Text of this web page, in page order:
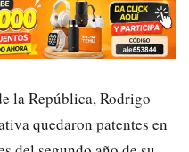
la República, Rodrigo
quedaron patentes en